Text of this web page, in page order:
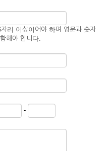
희망자가 본 약관에 동의한
사는 신청자의 실명 확인 절
자리 이상이어야 하며 영문과 숫자
해야 합니다.
-